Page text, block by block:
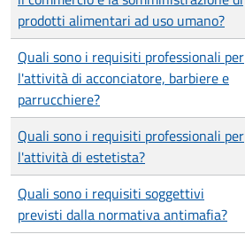
prodotti alimentari ad uso umano?
Quali sono i requisiti professionali per
l'attività di acconciatore, barbiere e
parrucchiere?
Quali sono i requisiti professionali per
l'attività di estetista?
Quali sono i requisiti soggettivi
previsti dalla normativa antimafia?